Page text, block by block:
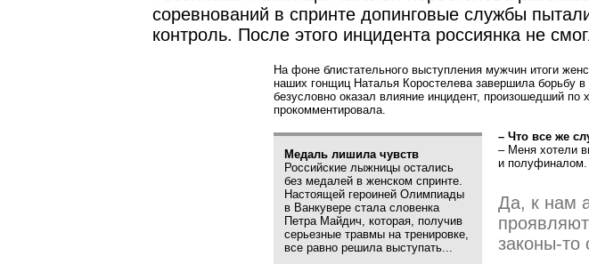
соревнований в спринте допинговые службы
контроль. После этого инцидента россиянка не
На фоне блистательного выступления мужчин итоги
наших гонщиц Наталья Коростелева завершила борьбу
безусловно оказал влияние инцидент, произошедший по
прокомментировала.
Медаль лишила чувств
Российские лыжницы остались
без медалей в женском спринте.
Настоящей героиней Олимпиады
в Ванкувере стала словенка
Петра Майдич, которая, получив
серьезные травмы на тренировке,
все равно решила выступать...
– Что все же
– Меня хотели
и полуфиналом.
Да, к нам
законы-то